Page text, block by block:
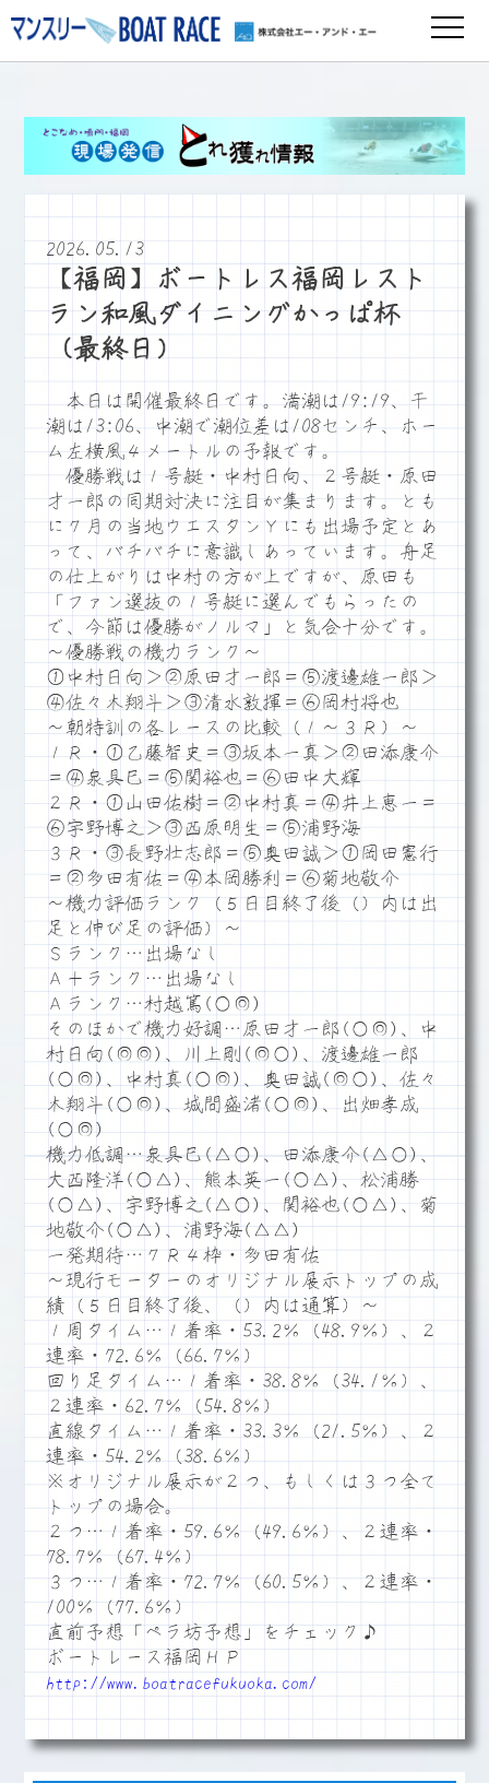
2026.05.13
【福岡】ボートレス福岡レスト
ラン和風ダイニングかっぱ杯
（最終日）
本日は開催最終日です。満潮は19:19、干
潮は13:06、中潮で潮位差は108センチ、ホー
ム左横風４メートルの予報です。
優勝戦は１号艇・中村日向、２号艇・原田
才一郎の同期対決に注目が集まります。とも
に７月の当地ウエスタンＹにも出場予定とあ
って、バチバチに意識しあっています。舟足
の仕上がりは中村の方が上ですが、原田も
「ファン選抜の１号艇に選んでもらったの
で、今節は優勝がノルマ」と気合十分です。
～優勝戦の機力ランク～
①中村日向＞②原田才一郎＝⑤渡邊雄一郎＞
④佐々木翔斗＞③清水敦揮＝⑥岡村将也
～朝特訓の各レースの比較（１～３Ｒ）～
１Ｒ・①乙藤智史＝③坂本一真＞②田添康介
＝④泉具巳＝⑤関裕也＝⑥田中大輝
２Ｒ・①山田佑樹＝②中村真＝④井上恵一＝
⑥宇野博之＞③西原明生＝⑤浦野海
３Ｒ・③長野壮志郎＝⑤奥田誠＞①岡田憲行
＝②多田有佑＝④本岡勝利＝⑥菊地敬介
～機力評価ランク（５日目終了後（）内は出
足と伸び足の評価）～
Ｓランク…出場なし
Ａ＋ランク…出場なし
Ａランク…村越篤(○◎)
そのほかで機力好調…原田才一郎(○◎)、中
村日向(◎◎)、川上剛(◎○)、渡邊雄一郎
(○◎)、中村真(○◎)、奥田誠(◎○)、佐々
木翔斗(○◎)、城間盛渚(○◎)、出畑孝成
(○◎)
機力低調…泉具巳(△○)、田添康介(△○)、
大西隆洋(○△)、熊本英一(○△)、松浦勝
(○△)、宇野博之(△○)、関裕也(○△)、菊
地敬介(○△)、浦野海(△△)
一発期待…７Ｒ４枠・多田有佑
～現行モーターのオリジナル展示トップの成
績（５日目終了後、（）内は通算）～
１周タイム…１着率・53.2％（48.9％）、２
連率・72.6％（66.7％）
回り足タイム…１着率・38.8％（34.1％）、
２連率・62.7％（54.8％）
直線タイム…１着率・33.3％（21.5％）、２
連率・54.2％（38.6％）
※オリジナル展示が２つ、もしくは３つ全て
トップの場合。
２つ…１着率・59.6％（49.6％）、２連率・
78.7％（67.4％）
３つ…１着率・72.7％（60.5％）、２連率・
100％（77.6％）
直前予想「ペラ坊予想」をチェック♪
ボートレース福岡ＨＰ
http://www.boatracefukuoka.com/